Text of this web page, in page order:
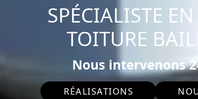
SPÉCIALISTE
TOITURE
Nous intervenons
RÉALISATIONS